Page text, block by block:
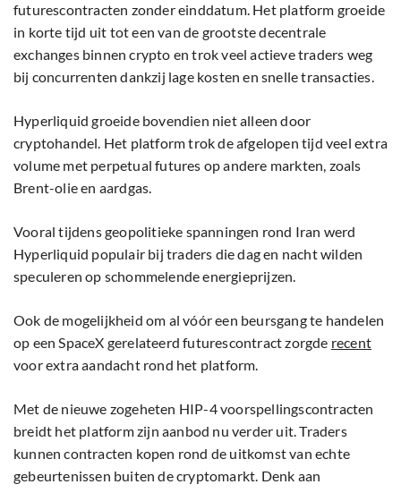
futurescontracten zonder einddatum. Het platform groeide
in korte tijd uit tot een van de grootste decentrale
exchanges binnen crypto en trok veel actieve traders weg
bij concurrenten dankzij lage kosten en snelle transacties.
Hyperliquid groeide bovendien niet alleen door
cryptohandel. Het platform trok de afgelopen tijd veel extra
volume met perpetual futures op andere markten, zoals
Brent-olie en aardgas.
Vooral tijdens geopolitieke spanningen rond Iran werd
Hyperliquid populair bij traders die dag en nacht wilden
speculeren op schommelende energieprijzen.
Ook de mogelijkheid om al vóór een beursgang te handelen
op een SpaceX gerelateerd futurescontract zorgde recent
voor extra aandacht rond het platform.
Met de nieuwe zogeheten HIP-4 voorspellingscontracten
breidt het platform zijn aanbod nu verder uit. Traders
kunnen contracten kopen rond de uitkomst van echte
gebeurtenissen buiten de cryptomarkt. Denk aan